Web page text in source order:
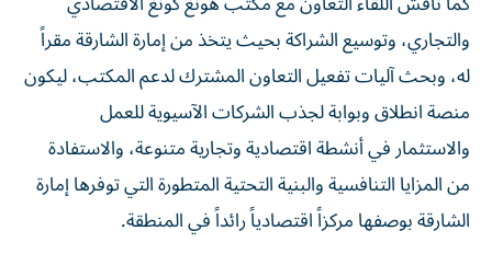
والتجاري، وتوسيع الشراكة بحيث يتخذ من إمارة الشارقة مقراً
له، وبحث آليات تفعيل التعاون المشترك لدعم المكتب، ليكون
منصة انطلاق وبوابة لجذب الشركات الآسيوية للعمل
والاستثمار في أنشطة اقتصادية وتجارية متنوعة، والاستفادة
من المزايا التنافسية والبنية التحتية المتطورة التي توفرها إمارة
الشارقة بوصفها مركزاً اقتصادياً رائداً في المنطقة.